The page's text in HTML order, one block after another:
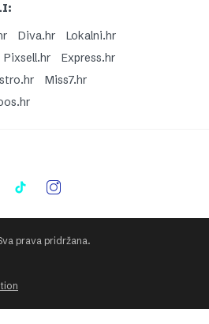
Diva.hr
Lokalni.hr
Pixsell.hr
Express.hr
Miss7.hr
prava pridržana.